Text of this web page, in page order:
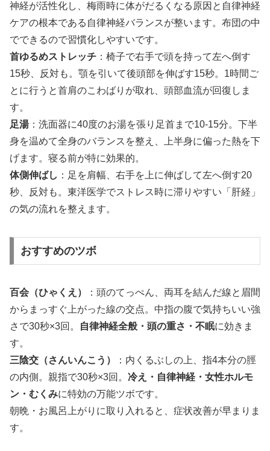
神経が活性化し、梅雨時に体がだるくなる原因と自律神経
ケアの根本である自律神経バランスが整います。布団の中
でできるので習慣化しやすいです。
首ゆるめストレッチ ：椅子で右手で頭を持って左へ倒す
15秒、反対も。顎を引いて後頭部を伸ばす15秒。1時間ご
とに行うと首肩のこわばりが取れ、頭部血流が回復しま
す。
足湯：洗面器に40度のお湯を張り足首まで10-15分。下半
身を温めて全身のバランスを整え、上半身に偏った熱を下
げます。寝る前が特に効果的。
体側伸ばし ：足を肩幅、右手を上に伸ばして左へ倒す20
秒、反対も。東洋医学でストレス時に滞りやすい「肝経」
の気の流れを整えます。
おすすめのツボ
百会（ひゃくえ）
：頭のてっぺん、両耳を結んだ線と眉間
からまっすぐ上がった線の交点。中指の腹で気持ちいい強
さで30秒×3回。
自律神経全般・頭の重さ・不眠に効きま
す。
三陰交（さんいんこう）
：内くるぶしの上、指4本分の脛
の内側。親指で30秒×3回。 冷え・自律神経・女性ホルモ
ン・むくみに特効の万能ツボです。
朝晩・お風呂上がりに取り入れると、症状改善が早まりま
す。